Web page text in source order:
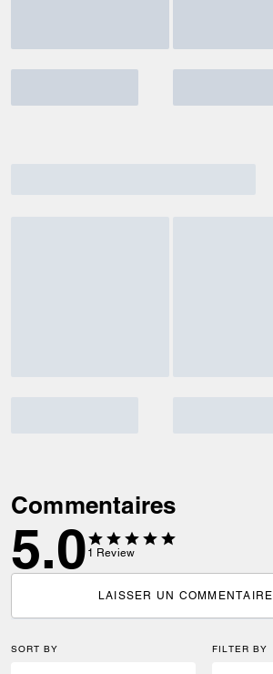
Commentaires
5.0 1 Review
LAISSER UN COMMENTAIRE
SORT BY FILTER BY